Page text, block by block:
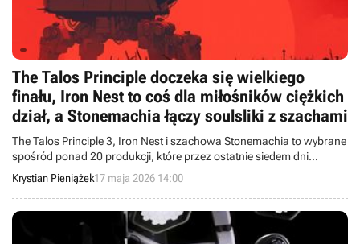
The Talos Principle doczeka się wielkiego
finału, Iron Nest to coś dla miłośników ciężkich
dział, a Stonemachia łączy soulsliki z szachami
The Talos Principle 3, Iron Nest i szachowa Stonemachia to wybrane
spośród ponad 20 produkcji, które przez ostatnie siedem dni
opisaliśmy w Wielkiej Encyklopedii Gier.
Krystian Pieniążek17 maja 2026 14:00